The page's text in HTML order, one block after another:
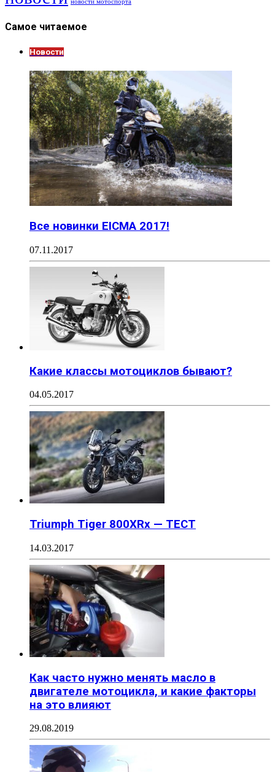
Самое читаемое
Новости
Все новинки EICMA 2017!
07.11.2017
Какие классы мотоциклов бывают?
04.05.2017
Triumph Tiger 800XRx — ТЕСТ
14.03.2017
Как часто нужно менять масло в
двигателе мотоцикла, и какие факторы
на это влияют
29.08.2019